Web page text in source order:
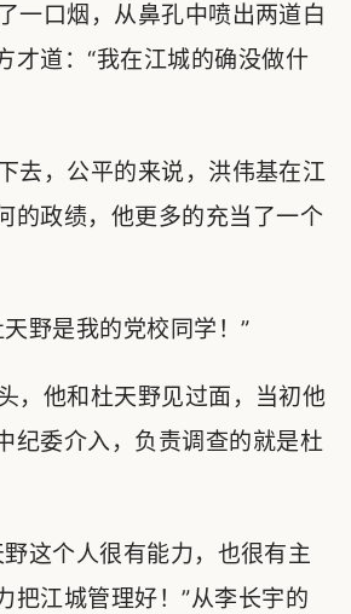
一口烟，从鼻孔中喷出两道白
才道：“我在江城的确没做什
去，公平的来说，洪伟基在江
的政绩，他更多的充当了一个
野是我的党校同学！”
，他和杜天野见过面，当初他
纪委介入，负责调查的就是杜
这个人很有能力，也很有主
把江城管理好！”从李长宇的